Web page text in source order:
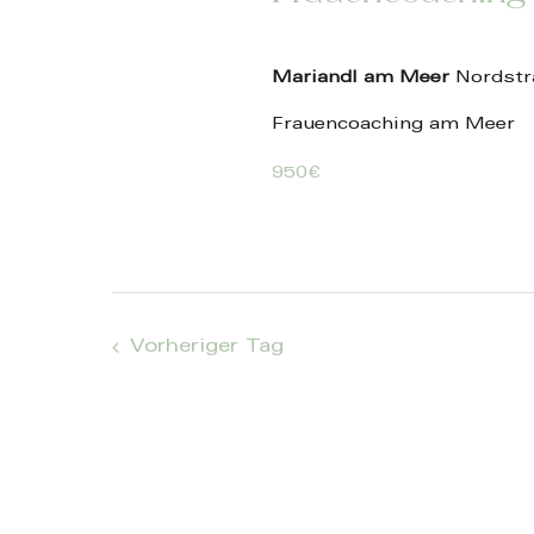
Mariandl am Meer
Frauencoaching am Meer
950€
Vorheriger Tag